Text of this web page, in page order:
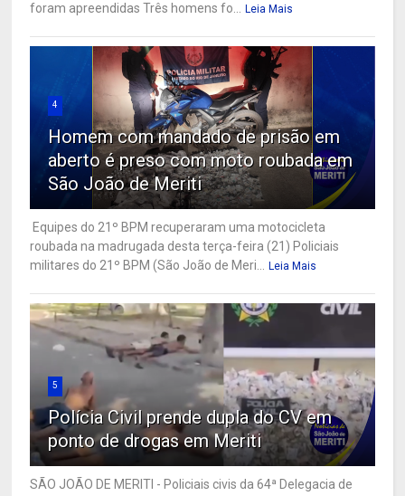
foram apreendidas Três homens fo... Leia Mais
4
Homem com mandado de prisão em
aberto é preso com moto roubada em
São João de Meriti
Equipes do 21º BPM recuperaram uma motocicleta
roubada na madrugada desta terça-feira (21) Policiais
militares do 21º BPM (São João de Meri... Leia Mais
5
Polícia Civil prende dupla do CV em
ponto de drogas em Meriti
SÃO JOÃO DE MERITI - Policiais civis da 64ª Delegacia de